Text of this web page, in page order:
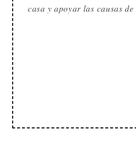
casa y apoyar las causas de